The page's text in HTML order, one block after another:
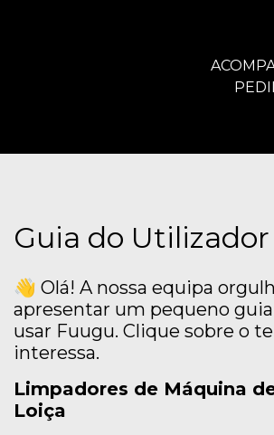
Guia do
👋 Olá! A nossa equipa
apresentar um pequeno
usar Fuugu. Clique sobre o
interessa.
Limpadores de Máquina
Loiça